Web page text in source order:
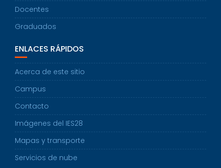
Docentes
Graduados
ENLACES RÁPIDOS
Acerca de este sitio
Campus
Contacto
Imágenes del IES28
Mapas y transporte
Servicios de nube